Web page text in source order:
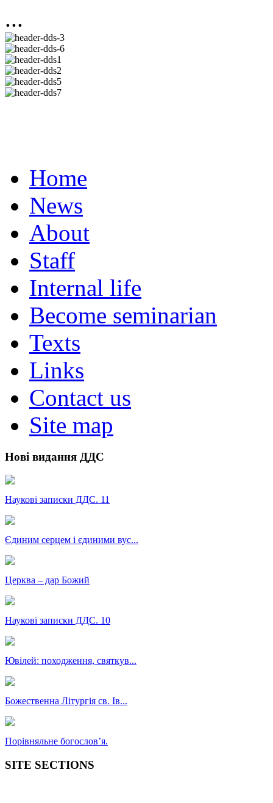
...
Home
News
About
Staff
Internal life
Become seminarian
Texts
Links
Contact us
Site map
Нові видання ДДС
Наукові записки ДДС. 11
Єдиним серцем і єдиними вус...
Церква – дар Божий
Наукові записки ДДС. 10
Ювілей: походження, святкув...
Божественна Літургія св. Ів...
Порівняльне богословʼя.
SITE SECTIONS